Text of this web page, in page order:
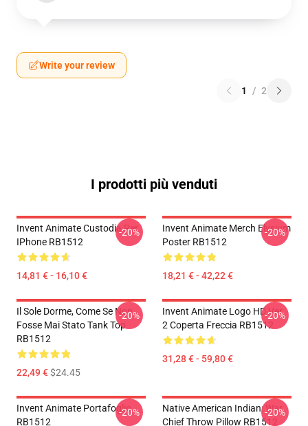
Write your review
1 / 2
I prodotti più venduti
Invent Animate Custodia Per
IPhone RB1512
14,81 € - 16,10 €
-20%
Invent Animate Merch Elysium
Poster RB1512
18,21 € - 42,22 €
-20%
Il Sole Dorme, Come Se Non
Fosse Mai Stato Tank Top
RB1512
22,49 €$24.45
-20%
Invent Animate Logo HD Ver.
2 Coperta Freccia RB1512
31,28 € - 59,80 €
-20%
Invent Animate Portafoglio
RB1512
-20%
Native American Indian: War
Chief Throw Pillow RB1512
-20%